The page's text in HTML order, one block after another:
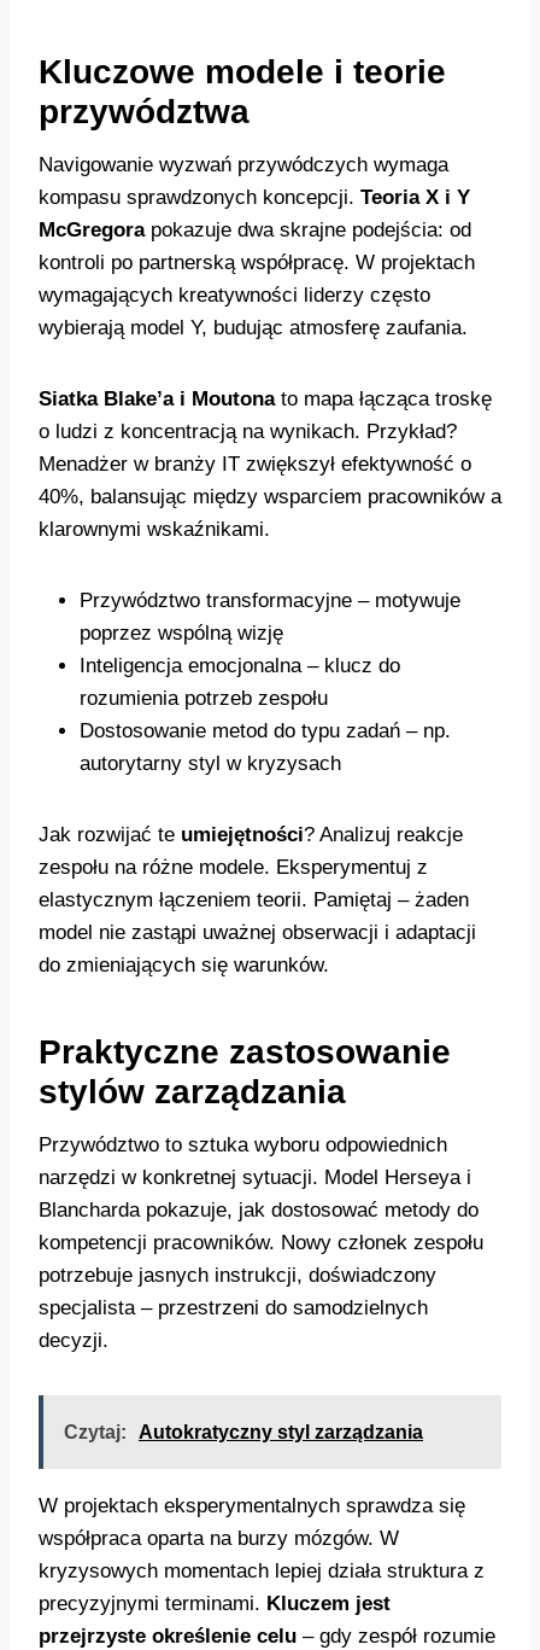
Kluczowe modele i teorie
przywództwa
Navigowanie wyzwań przywódczych wymaga
kompasu sprawdzonych koncepcji. Teoria X i Y
McGregorapokazuje dwa skrajne podejścia: od
kontroli po partnerską współpracę. W projektach
wymagających kreatywności liderzy często
wybierają model Y, budując atmosferę zaufania.
Siatka Blake’a i Moutonato mapa łącząca troskę
o ludzi z koncentracją na wynikach. Przykład?
Menadżer w branży IT zwiększył efektywność o
40%, balansując między wsparciem pracowników a
klarownymi wskaźnikami.
Przywództwo transformacyjne – motywuje
poprzez wspólną wizję
Inteligencja emocjonalna – klucz do
rozumienia potrzeb zespołu
Dostosowanie metod do typu zadań – np.
autorytarny styl w kryzysach
Jak rozwijać te umiejętności? Analizuj reakcje
zespołu na różne modele. Eksperymentuj z
elastycznym łączeniem teorii. Pamiętaj – żaden
model nie zastąpi uważnej obserwacji i adaptacji
do zmieniających się warunków.
Praktyczne zastosowanie
stylów zarządzania
Przywództwo to sztuka wyboru odpowiednich
narzędzi w konkretnej sytuacji. Model Herseya i
Blancharda pokazuje, jak dostosować metody do
kompetencji pracowników. Nowy członek zespołu
potrzebuje jasnych instrukcji, doświadczony
specjalista – przestrzeni do samodzielnych
decyzji.
Czytaj: Autokratyczny styl zarządzania
W projektach eksperymentalnych sprawdza się
współpraca oparta na burzy mózgów. W
kryzysowych momentach lepiej działa struktura z
precyzyjnymi terminami. Kluczem jest
przejrzyste określenie celu – gdy zespół rozumie